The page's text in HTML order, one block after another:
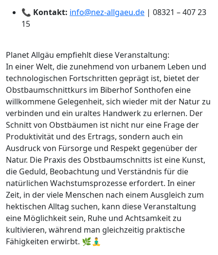
📞 Kontakt: info@nez-allgaeu.de | 08321 – 407 23
15
Planet Allgäu empfiehlt diese Veranstaltung:
In einer Welt, die zunehmend von urbanem Leben und
technologischen Fortschritten geprägt ist, bietet der
Obstbaumschnittkurs im Biberhof Sonthofen eine
willkommene Gelegenheit, sich wieder mit der Natur zu
verbinden und ein uraltes Handwerk zu erlernen. Der
Schnitt von Obstbäumen ist nicht nur eine Frage der
Produktivität und des Ertrags, sondern auch ein
Ausdruck von Fürsorge und Respekt gegenüber der
Natur. Die Praxis des Obstbaumschnitts ist eine Kunst,
die Geduld, Beobachtung und Verständnis für die
natürlichen Wachstumsprozesse erfordert. In einer
Zeit, in der viele Menschen nach einem Ausgleich zum
hektischen Alltag suchen, kann diese Veranstaltung
eine Möglichkeit sein, Ruhe und Achtsamkeit zu
kultivieren, während man gleichzeitig praktische
Fähigkeiten erwirbt. 🌿🧘‍♂️